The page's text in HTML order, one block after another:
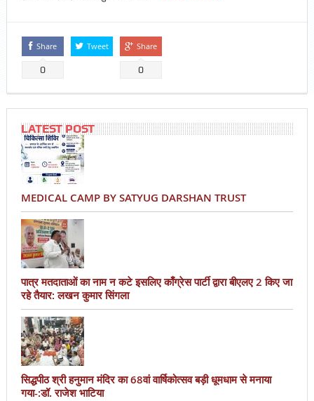
Share
0
Tweet Share
0
LATEST POST
MEDICAL CAMP BY SATYUG DARSHAN TRUST
पात्र मतदाताओं का नाम न कटे इसलिए काँग्रेस पार्टी द्वारा बीएलए 2 किए जा
रहे तैयार: लखन कुमार सिंगला
सिद्धपीठ श्री हनुमान मंदिर का 68वां वार्षिकोत्सव बड़ी धूमधाम से मनाया
गया-:डॉ. राजेश भाटिया